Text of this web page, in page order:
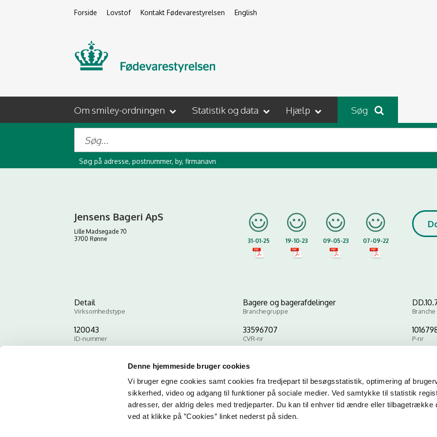
Denne hjemmeside bruger cookies
Vi bruger egne cookies samt cookies fra tredjepart til besøgsstatistik, optimering af
sikkerhed, video og adgang til funktioner på sociale medier. Ved samtykke til statistik
adresser, der aldrig deles med tredjeparter. Du kan til enhver tid ændre eller tilbagetrække
ved at klikke på ”Cookies” linket nederst på siden.
Forside Lovstof Kontakt Fødevarestyrelsen English
Om smiley-ordningen Statistik og data Hjælp Søg
Søg på adresse, postnummer, by, firmanavn
Jensens Bageri ApS
Lille Madsegade 70
3700 Rønne
31-01-25 19-10-23 09-05-23 07-09-22
Detail
Virksomhedstype
Bagere og bagerafdelinger
Branchegruppe Branche
120043
ID-nummer
33596707
CVR-nr P-nr
Kopier link til at indsætte på virksomhedens hjemmeside